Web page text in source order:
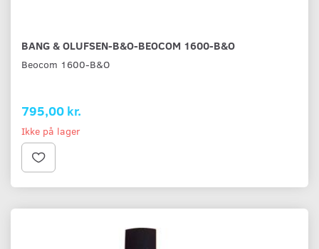
BANG & OLUFSEN-B&O-BEOCOM 1600-B&O
Beocom 1600-B&O
795,00 kr.
Ikke på lager